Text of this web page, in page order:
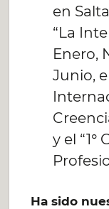
en
“La
Enero,
Junio,
y el
Ha sido